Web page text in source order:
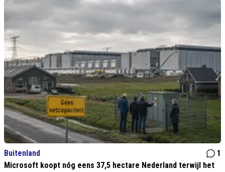
Buitenland
1
Microsoft koopt nóg eens 37,5 hectare Nederland terwijl het